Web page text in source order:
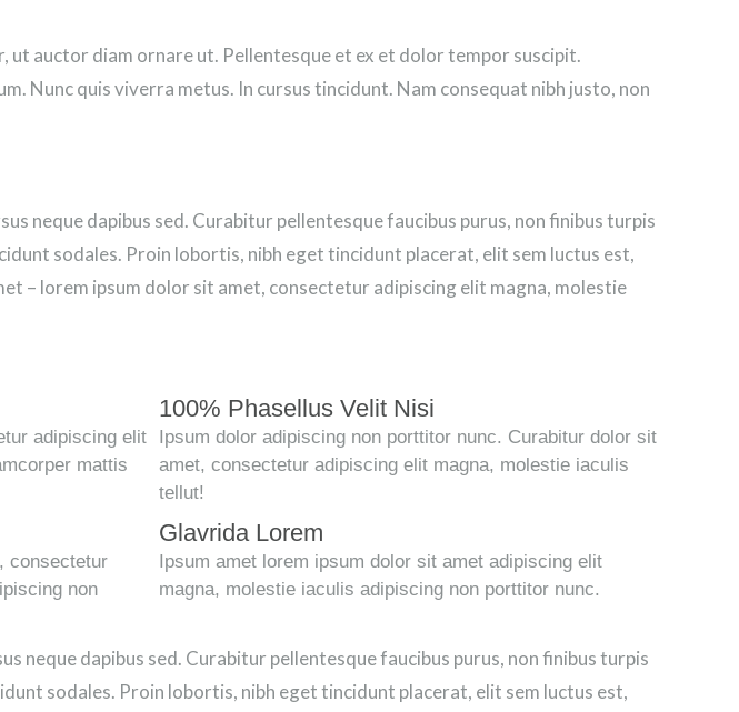
auctor diam ornare ut. Pellentesque et ex et dolor tempor suscipit.
Nunc quis viverra metus. In cursus tincidunt. Nam consequat nibh justo, non
neque dapibus sed. Curabitur pellentesque faucibus purus, non finibus turpis
sodales. Proin lobortis, nibh eget tincidunt placerat, elit sem luctus est,
– lorem ipsum dolor sit amet, consectetur adipiscing elit magna, molestie
adipiscing elit
mattis
100% Phasellus Velit Nisi
Ipsum dolor adipiscing non porttitor nunc. Curabitur dolor sit
amet, consectetur adipiscing elit magna, molestie iaculis
tellut!
consectetur
non
Glavrida Lorem
Ipsum amet lorem ipsum dolor sit amet adipiscing elit
magna, molestie iaculis adipiscing non porttitor nunc.
neque dapibus sed. Curabitur pellentesque faucibus purus, non finibus turpis
sodales. Proin lobortis, nibh eget tincidunt placerat, elit sem luctus est,